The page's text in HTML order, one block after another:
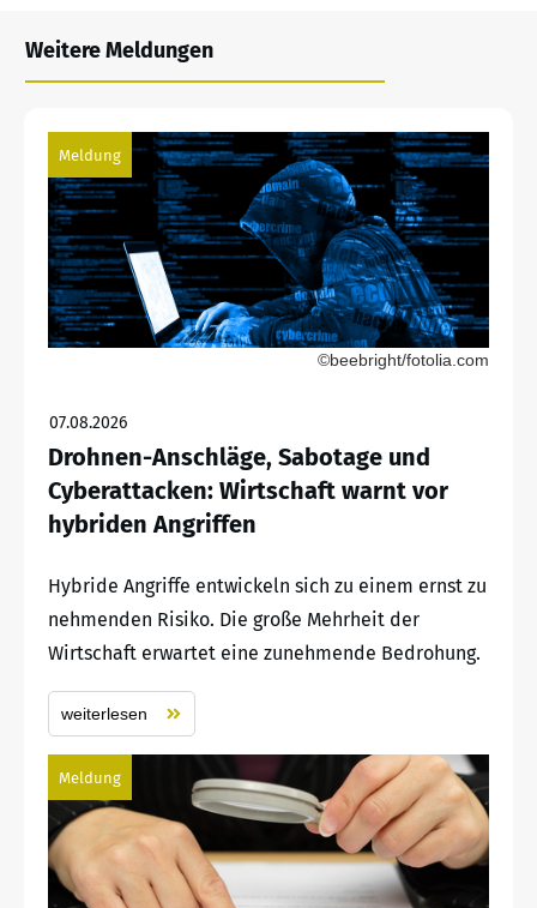
Weitere Meldungen
Meldung
©beebright/fotolia.com
07.08.2026
Drohnen-Anschläge, Sabotage und
Cyberattacken: Wirtschaft warnt vor
hybriden Angriffen
Hybride Angriffe entwickeln sich zu einem ernst zu
nehmenden Risiko. Die große Mehrheit der
Wirtschaft erwartet eine zunehmende Bedrohung.
weiterlesen
Meldung